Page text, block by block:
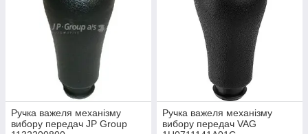
Ручка важеля механізму
вибору передач JP Group
Ручка важеля механізму
вибору передач VAG